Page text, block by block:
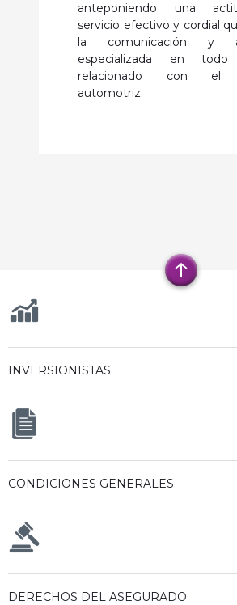
anteponiendo una
servicio efectivo y cordial
la comunicación y
especializada en todo
relacionado con el
automotriz.
INVERSIONISTAS
CONDICIONES GENERALES
DERECHOS DEL ASEGURADO